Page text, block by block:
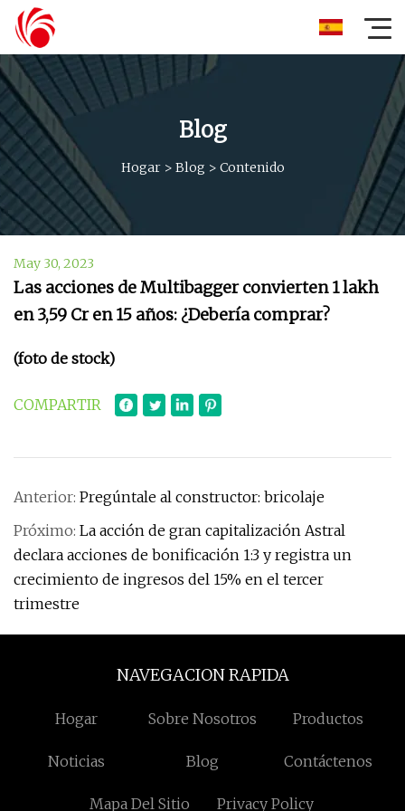
Blog
Hogar> Blog > Contenido
May 30, 2023
Las acciones de Multibagger convierten ₹1 lakh
en ₹3,59 Cr en 15 años: ¿Debería comprar?
(foto de stock)
COMPARTIR
Anterior: Pregúntale al constructor: bricolaje
Próximo: La acción de gran capitalización Astral
declara acciones de bonificación 1:3 y registra un
crecimiento de ingresos del 15% en el tercer
trimestre
NAVEGACION RAPIDA
Hogar Sobre Nosotros Productos
Noticias Blog Contáctenos
Mapa Del Sitio Privacy Policy